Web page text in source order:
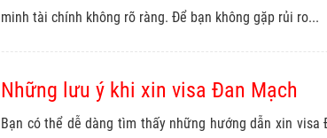
minh tài chính không rõ ràng. Để bạn không gặp rủi ro...
Những lưu ý khi xin visa Đan Mạch
Bạn có thể dễ dàng tìm thấy những hướng dẫn xin visa